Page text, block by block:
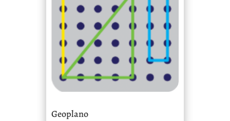
Geoplano